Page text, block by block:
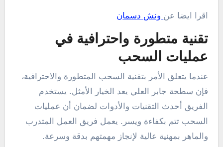
اقرا ايضا عن ونش دسمان
تقنية متطورة واحترافية في
عمليات السحب
عندما يتعلق الأمر بتقنية السحب المتطورة والاحترافية،
فإن سطحة جابر العلي يعد الخيار الأمثل. يستخدم
الفريق أحدث التقنيات والأدوات لضمان أن عمليات
السحب تتم بكفاءة ويسر. يعمل فريق العمل المتدرب
والماهر بمهنية عالية لإنجاز مهمتهم بدقة وسرعة.